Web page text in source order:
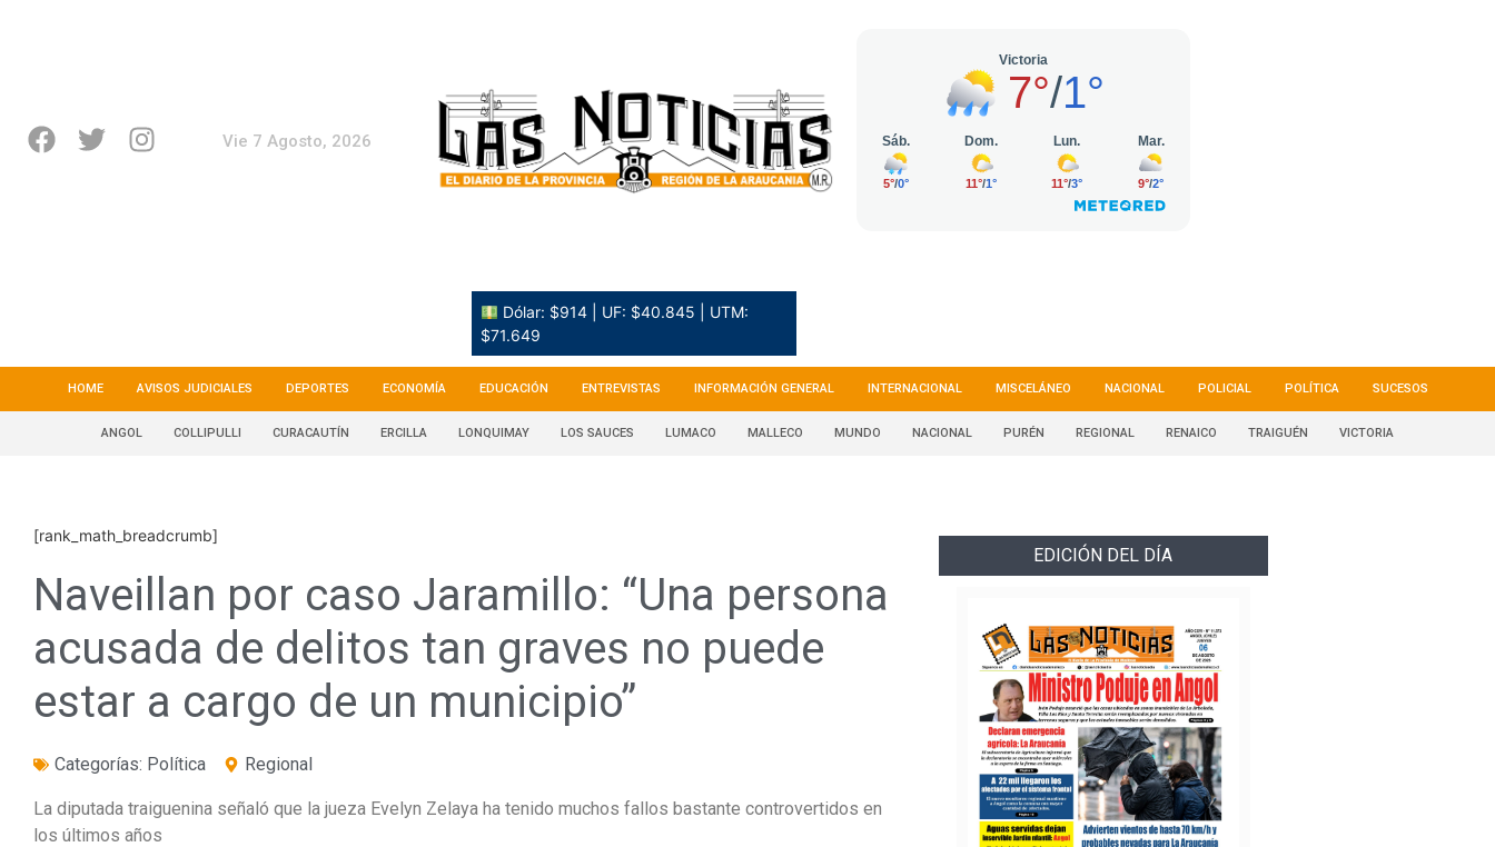
Vie 7 Agosto, 2026
Dólar: $914 | UF: $40.845 | UTM:
$71.649
HOME AVISOS JUDICIALES DEPORTES ECONOMÍA EDUCACIÓN ENTREVISTAS INFORMACIÓN GENERAL INTERNACIONAL MISCELÁNEO NACIONAL POLICIAL POLÍTICA SUCESOS
ANGOL COLLIPULLI CURACAUTÍN ERCILLA LONQUIMAY LOS SAUCES LUMACO MALLECO MUNDO NACIONAL PURÉN REGIONAL RENAICO TRAIGUÉN VICTORIA
[rank_math_breadcrumb]
Naveillan por caso Jaramillo: “Una persona
acusada de delitos tan graves no puede
estar a cargo de un municipio”
Categorías: Política Regional
La diputada traiguenina señaló que la jueza Evelyn Zelaya ha tenido muchos fallos bastante controvertidos en
los últimos años
EDICIÓN DEL DÍA